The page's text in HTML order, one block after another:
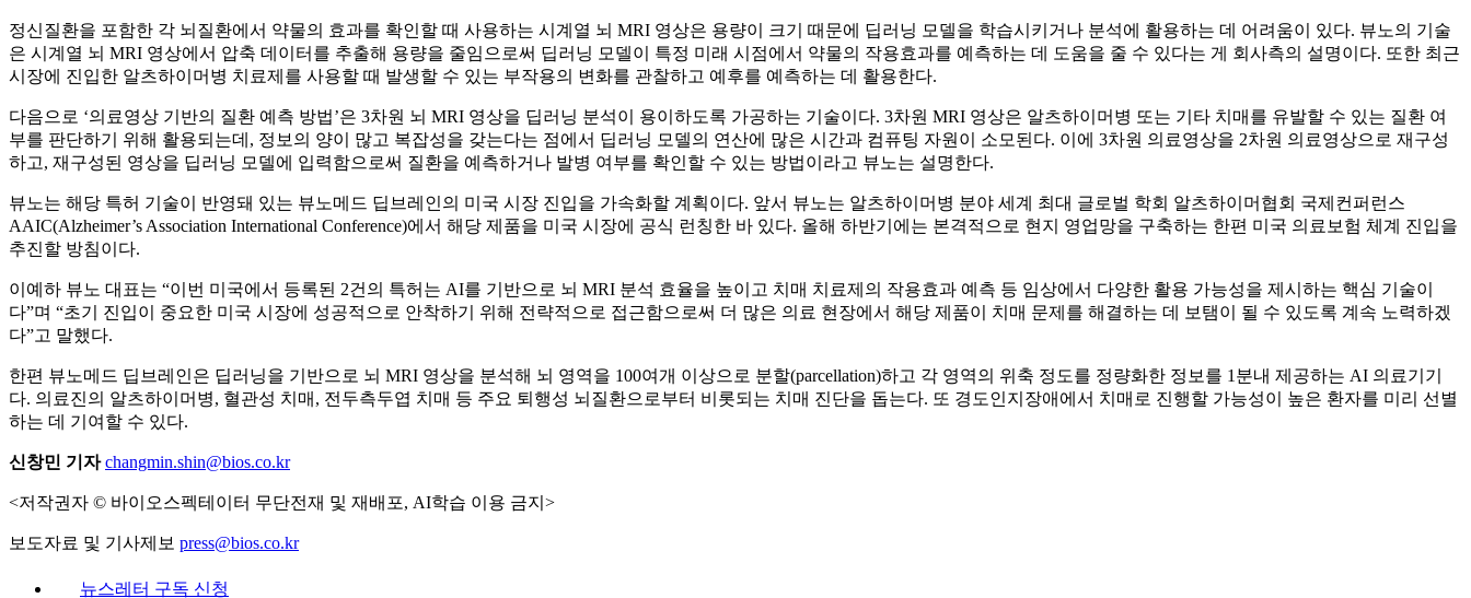
정신질환을 포함한 각 뇌질환에서 약물의 효과를 확인할 때 사용하는 시계열 뇌 MRI 영상은 용량이 크기 때문에 딥러닝 모델을 학습시키거나 분석에 활용하는 데 어려움이 있다. 뷰노의 기술
은 시계열 뇌 MRI 영상에서 압축 데이터를 추출해 용량을 줄임으로써 딥러닝 모델이 특정 미래 시점에서 약물의 작용효과를 예측하는 데 도움을 줄 수 있다는 게 회사측의 설명이다. 또한 최근
시장에 진입한 알츠하이머병 치료제를 사용할 때 발생할 수 있는 부작용의 변화를 관찰하고 예후를 예측하는 데 활용한다.
다음으로 ‘의료영상 기반의 질환 예측 방법’은 3차원 뇌 MRI 영상을 딥러닝 분석이 용이하도록 가공하는 기술이다. 3차원 MRI 영상은 알츠하이머병 또는 기타 치매를 유발할 수 있는 질환 여
부를 판단하기 위해 활용되는데, 정보의 양이 많고 복잡성을 갖는다는 점에서 딥러닝 모델의 연산에 많은 시간과 컴퓨팅 자원이 소모된다. 이에 3차원 의료영상을 2차원 의료영상으로 재구성
하고, 재구성된 영상을 딥러닝 모델에 입력함으로써 질환을 예측하거나 발병 여부를 확인할 수 있는 방법이라고 뷰노는 설명한다.
뷰노는 해당 특허 기술이 반영돼 있는 뷰노메드 딥브레인의 미국 시장 진입을 가속화할 계획이다. 앞서 뷰노는 알츠하이머병 분야 세계 최대 글로벌 학회 알츠하이머협회 국제컨퍼런스
AAIC(Alzheimer’s Association International Conference)에서 해당 제품을 미국 시장에 공식 런칭한 바 있다. 올해 하반기에는 본격적으로 현지 영업망을 구축하는 한편 미국 의료보험 체계 진입을
추진할 방침이다.
이예하 뷰노 대표는 “이번 미국에서 등록된 2건의 특허는 AI를 기반으로 뇌 MRI 분석 효율을 높이고 치매 치료제의 작용효과 예측 등 임상에서 다양한 활용 가능성을 제시하는 핵심 기술이
다”며 “초기 진입이 중요한 미국 시장에 성공적으로 안착하기 위해 전략적으로 접근함으로써 더 많은 의료 현장에서 해당 제품이 치매 문제를 해결하는 데 보탬이 될 수 있도록 계속 노력하겠
다”고 말했다.
한편 뷰노메드 딥브레인은 딥러닝을 기반으로 뇌 MRI 영상을 분석해 뇌 영역을 100여개 이상으로 분할(parcellation)하고 각 영역의 위축 정도를 정량화한 정보를 1분내 제공하는 AI 의료기기
다. 의료진의 알츠하이머병, 혈관성 치매, 전두측두엽 치매 등 주요 퇴행성 뇌질환으로부터 비롯되는 치매 진단을 돕는다. 또 경도인지장애에서 치매로 진행할 가능성이 높은 환자를 미리 선별
하는 데 기여할 수 있다.
신창민 기자 changmin.shin@bios.co.kr
<저작권자 © 바이오스펙테이터 무단전재 및 재배포, AI학습 이용 금지>
보도자료 및 기사제보 press@bios.co.kr
뉴스레터 구독 신청